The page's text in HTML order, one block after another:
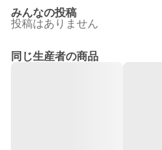
みんなの投稿
投稿はありません
同じ生産者の商品